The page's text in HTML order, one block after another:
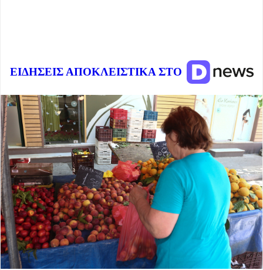
ΕΙΔΗΣΕΙΣ ΑΠΟΚΛΕΙΣΤΙΚΑ ΣΤΟ